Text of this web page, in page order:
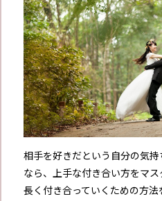
相手を好きだという自分の気
なら、上手な付き合い方をマス
長く付き合っていくための方